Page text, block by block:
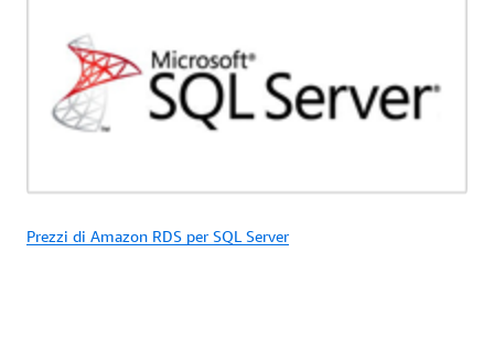
Prezzi di Amazon RDS per SQL Server